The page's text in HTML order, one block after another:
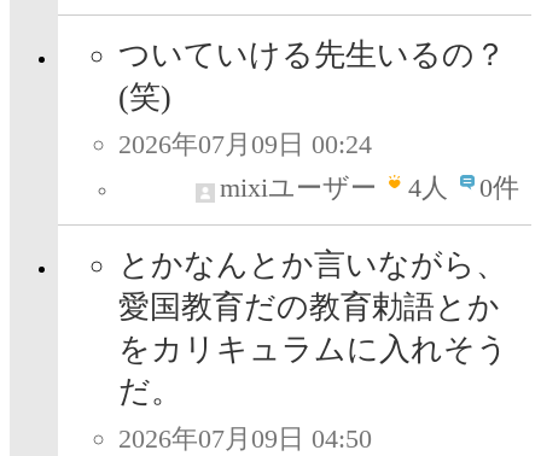
ついていける先生いるの？
(笑)
2026年07月09日 00:24
mixiユーザー
4人 0件
とかなんとか言いながら、
愛国教育だの教育勅語とか
をカリキュラムに入れそう
だ。
2026年07月09日 04:50